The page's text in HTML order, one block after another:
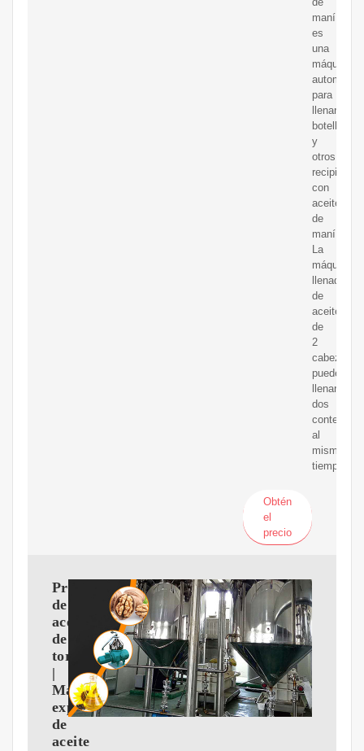
maní
es
una
máquina
automática
para
llenar
botellas
y
otros
recipientes
con
aceite
de
maní.
La
máquina
llenadora
de
aceite
de
2
cabezales
puede
llenar
dos
al
mismo
tiempo.
Obtén
el
precio
Prensa
de
aceite
de
tornillo
|
Máquina
expulsora
de
aceite